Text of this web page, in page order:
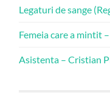
Legaturi de sange
Femeia care a mintit
Asistenta – Cristian